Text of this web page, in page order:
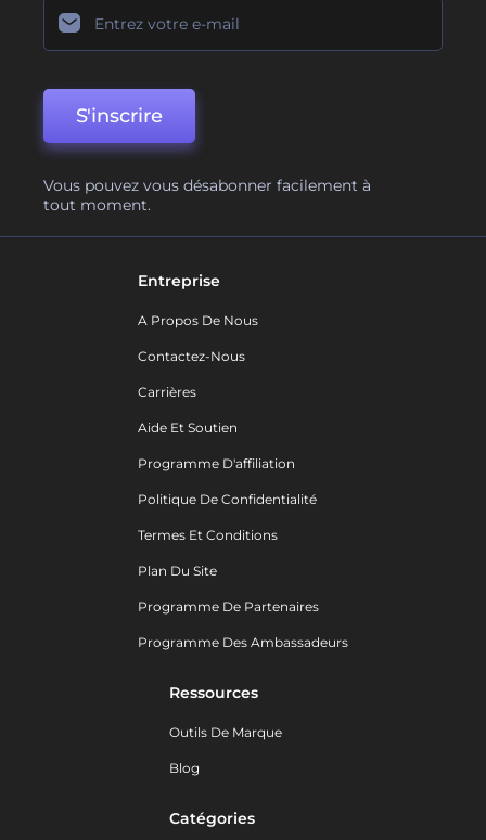
S'inscrire
Vous pouvez vous désabonner facilement à
tout moment.
Entreprise
A Propos De Nous
Contactez-Nous
Carrières
Aide Et Soutien
Programme D'affiliation
Politique De Confidentialité
Termes Et Conditions
Plan Du Site
Programme De Partenaires
Programme Des Ambassadeurs
Ressources
Outils De Marque
Blog
Catégories